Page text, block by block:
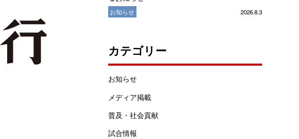
お知らせ 2026.8.3
カテゴリー
お知らせ
メディア掲載
普及・社会貢献
試合情報